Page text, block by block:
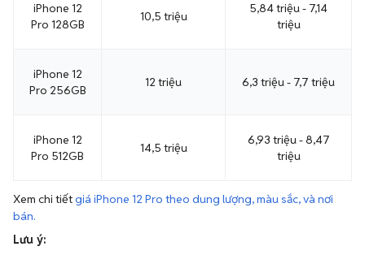
iPhone 12
Pro 128GB
10,5 triệu
5,84 triệu - 7,14
triệu
iPhone 12
Pro 256GB
12 triệu 6,3 triệu - 7,7 triệu
iPhone 12
Pro 512GB
14,5 triệu
6,93 triệu - 8,47
triệu
Xem chi tiếtgiá iPhone 12 Pro theo dung lượng, màu sắc, và nơi
bán.
Lưu ý: